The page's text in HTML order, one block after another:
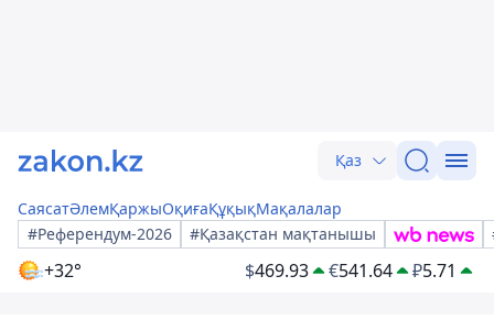
Қаз
СаясатӘлемҚаржыОқиғаҚұқықМақалалар
#Референдум-2026
#Қазақстан мақтанышы
+32° $469.93 €541.64 ₽5.71